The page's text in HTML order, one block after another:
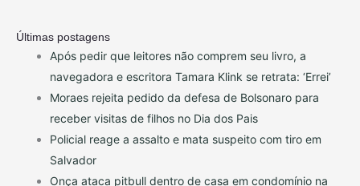
Últimas postagens
Após pedir que leitores não comprem seu livro, a
navegadora e escritora Tamara Klink se retrata: ‘Errei’
Moraes rejeita pedido da defesa de Bolsonaro para
receber visitas de filhos no Dia dos Pais
Policial reage a assalto e mata suspeito com tiro em
Salvador
Onça ataca pitbull dentro de casa em condomínio na